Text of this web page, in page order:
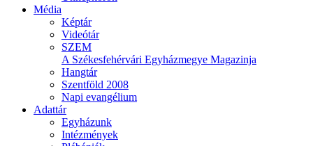
Média
Képtár
Videótár
SZEM
A Székesfehérvári Egyházmegye Magazinja
Hangtár
Szentföld 2008
Napi evangélium
Adattár
Egyházunk
Intézmények